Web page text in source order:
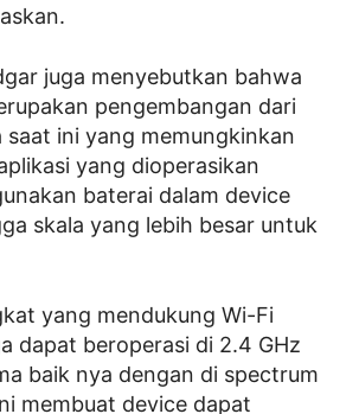
juga menyebutkan bahwa
pengembangan dari
saat ini yang memungkinkan
yang dioperasikan
baterai dalam device
skala yang lebih besar untuk
yang mendukung Wi-Fi
dapat beroperasi di 2.4 GHz
baik nya dengan di spectrum
membuat device dapat